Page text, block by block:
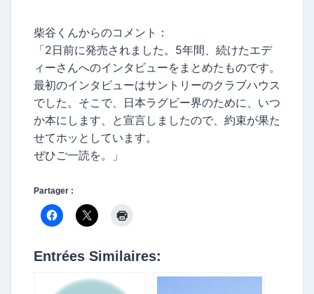
柴谷くんからのコメント：
「2日前に発売されました。5年間、続けたエデ
ィーさんへのインタビューをまとめたものです。
最初のインタビューはサントリーのクラブハウス
でした。そこで、日本ラグビー界のために、いつ
か本にします、と宣言しましたので、約束が果た
せてホッとしています。
ぜひご一読を。」
Partager :
Entrées Similaires: